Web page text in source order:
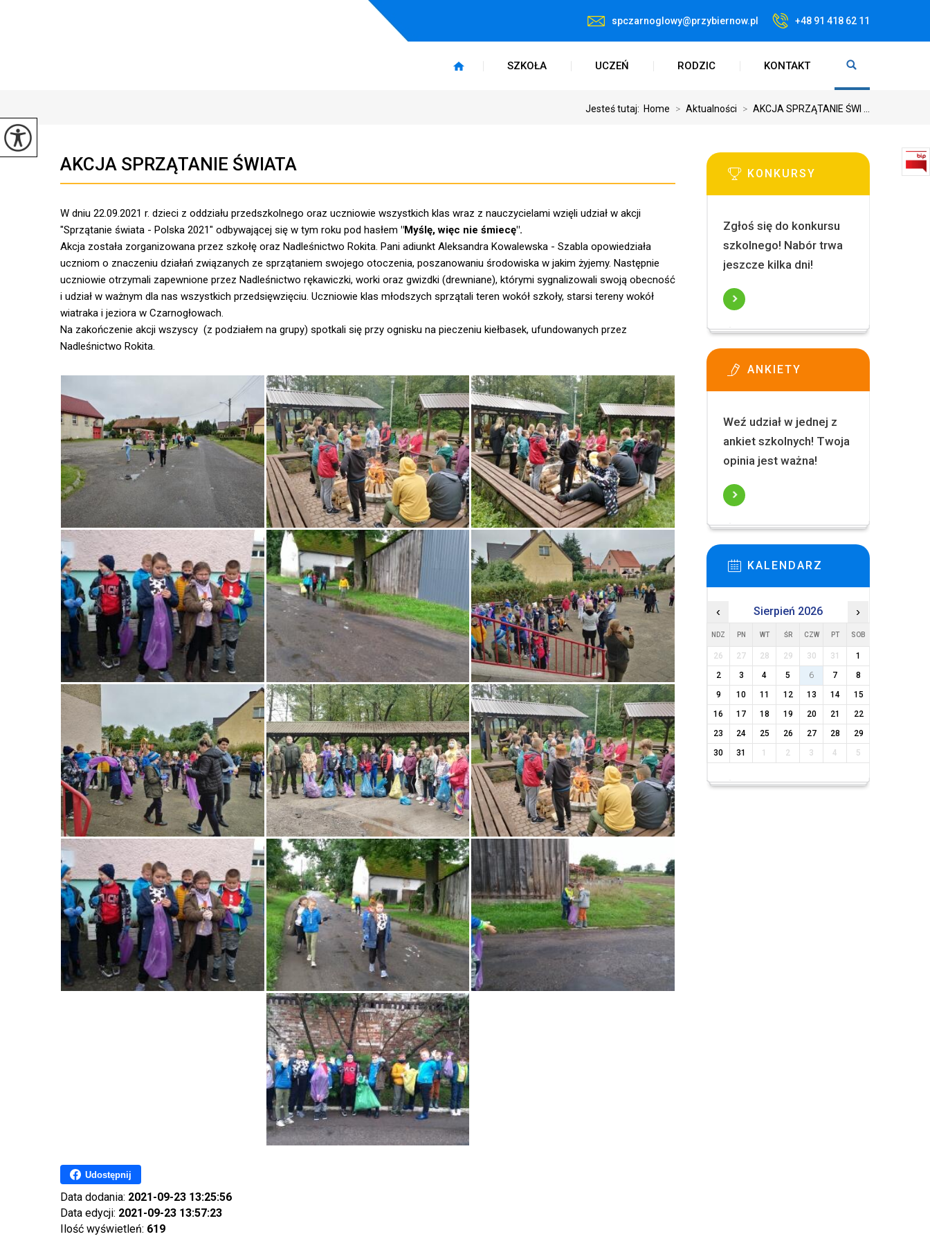
spczarnoglowy@przybiernow.pl +48 91 418 62 11
SZKOŁA UCZEŃ RODZIC KONTAKT
Jesteś tutaj: Home > Aktualności > AKCJA SPRZĄTANIE ŚWI ...
AKCJA SPRZĄTANIE ŚWIATA
W dniu 22.09.2021 r. dzieci z oddziału przedszkolnego oraz uczniowie wszystkich klas wraz z nauczycielami wzięli udział w akcji
"Sprzątanie świata - Polska 2021" odbywającej się w tym roku pod hasłem "Myślę, więc nie śmiecę".
Akcja została zorganizowana przez szkołę oraz Nadleśnictwo Rokita. Pani adiunkt Aleksandra Kowalewska - Szabla opowiedziała
uczniom o znaczeniu działań związanych ze sprzątaniem swojego otoczenia, poszanowaniu środowiska w jakim żyjemy. Następnie
uczniowie otrzymali zapewnione przez Nadleśnictwo rękawiczki, worki oraz gwizdki (drewniane), którymi sygnalizowali swoją obecność
i udział w ważnym dla nas wszystkich przedsięwzięciu. Uczniowie klas młodszych sprzątali teren wokół szkoły, starsi tereny wokół
wiatraka i jeziora w Czarnogłowach.
Na zakończenie akcji wszyscy (z podziałem na grupy) spotkali się przy ognisku na pieczeniu kiełbasek, ufundowanych przez
Nadleśnictwo Rokita.
Udostępnij
Data dodania: 2021-09-23 13:25:56
Data edycji: 2021-09-23 13:57:23
Ilość wyświetleń: 619
KONKURSY
Zgłoś się do konkursu
szkolnego! Nabór trwa
jeszcze kilka dni!
ANKIETY
Weź udział w jednej z
ankiet szkolnych! Twoja
opinia jest ważna!
KALENDARZ
‹ Sierpień 2026 ›
NDZ PN WT ŚR CZW PT SOB
26 27 28 29 30 31
1
2
3 4 5 6 7
8
9
10 11 12 13 14
15
16
17 18 19 20 21
22
23
24 25 26 27 28
29
30
31 1 2 3 4 5